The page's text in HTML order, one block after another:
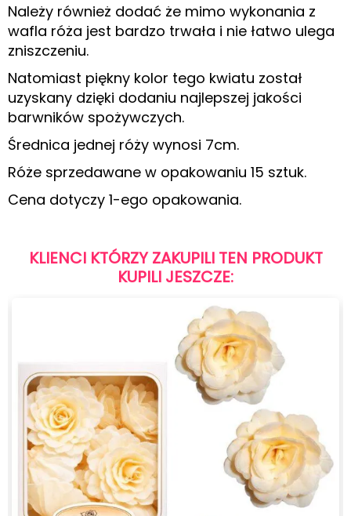
Należy również dodać że mimo wykonania z
wafla róża jest bardzo trwała i nie łatwo ulega
zniszczeniu.
Natomiast piękny kolor tego kwiatu został
uzyskany dzięki dodaniu najlepszej jakości
barwników spożywczych.
Średnica jednej róży wynosi 7cm.
Róże sprzedawane w opakowaniu 15 sztuk.
Cena dotyczy 1-ego opakowania.
KLIENCI KTÓRZY ZAKUPILI TEN PRODUKT
KUPILI JESZCZE: